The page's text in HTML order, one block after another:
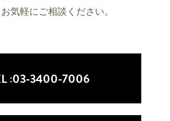
気軽にご相談ください。
:03-3400-7006